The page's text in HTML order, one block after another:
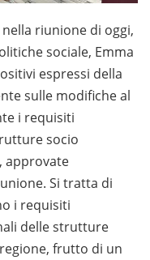
riunione di oggi,
sociale, Emma
espressi della
sulle modifiche al
i requisiti
socio
approvate
Si tratta di
i requisiti
delle strutture
frutto di un